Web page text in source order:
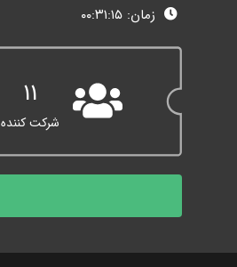
زمان: ۰۰:۳۱:۱۵
11
شرکت کننده